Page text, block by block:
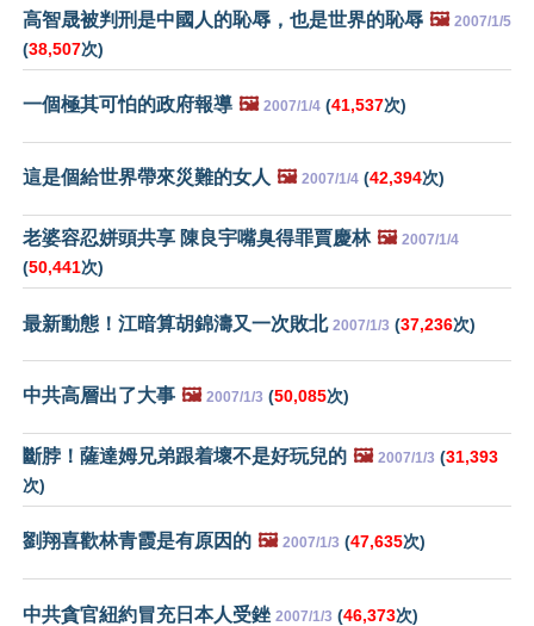
高智晟被判刑是中國人的恥辱，也是世界的恥辱 🖼️ 2007/1/5
(38,507次)
一個極其可怕的政府報導 🖼️ 2007/1/4 (41,537次)
這是個給世界帶來災難的女人 🖼️ 2007/1/4 (42,394次)
老婆容忍姘頭共享 陳良宇嘴臭得罪賈慶林 🖼️ 2007/1/4
(50,441次)
最新動態！江暗算胡錦濤又一次敗北 2007/1/3 (37,236次)
中共高層出了大事 🖼️ 2007/1/3 (50,085次)
斷脖！薩達姆兄弟跟着壞不是好玩兒的 🖼️ 2007/1/3 (31,393
次)
劉翔喜歡林青霞是有原因的 🖼️ 2007/1/3 (47,635次)
中共貪官紐約冒充日本人受銼 2007/1/3 (46,373次)